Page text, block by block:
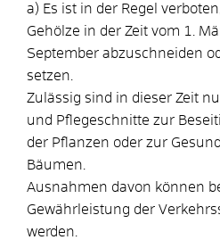
a) Es ist in der Regel
Gehölze in der Zeit vom 1.
September abzuschneiden
setzen.
Zulässig sind in dieser Zeit
und Pflegeschnitte zur
der Pflanzen oder zur
Bäumen.
Ausnahmen davon können
Gewährleistung der
werden.